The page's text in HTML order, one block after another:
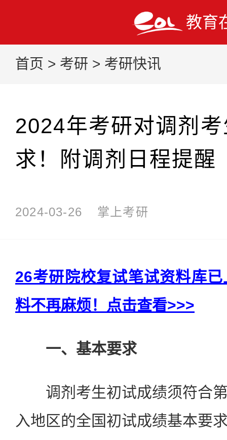
教育
首页 > 考研 > 考研快讯
2024年考研对调剂
求！附调剂日程提醒
2024-03-26 掌上考研
26考研院校复试笔试资料库
料不再麻烦！点击查看>>>
一、基本要求
调剂考生初试成绩须符合第
入地区的全国初试成绩基本要